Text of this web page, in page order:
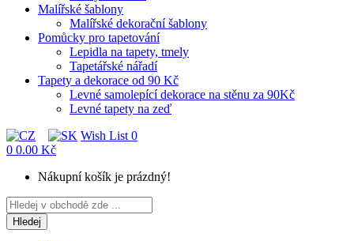
Malířské šablony
Malířské dekorační šablony
Pomůcky pro tapetování
Lepidla na tapety, tmely
Tapetářské nářadí
Tapety a dekorace od 90 Kč
Levné samolepící dekorace na stěnu za 90Kč
Levné tapety na zeď
Wish List 0
0 0.00 Kč
Nákupní košík je prázdný!
Hledej